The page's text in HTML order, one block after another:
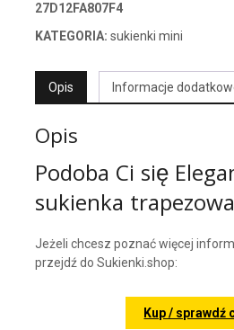
27D12FA807F4
KATEGORIA: sukienki mini
Opis Informacje
Opis
Podoba Ci się
sukienka
Jeżeli chcesz poznać więcej
przejdź do Sukienki.shop:
Kup / sprawdź